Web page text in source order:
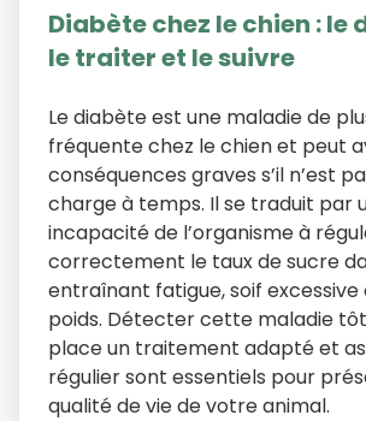
Diabète chez le chien : le
le traiter et le suivre
Le diabète est une maladie de
fréquente chez le chien et peut
conséquences graves s’il n’est
charge à temps. Il se traduit par
incapacité de l’organisme à
correctement le taux de sucre
entraînant fatigue, soif
poids. Détecter cette maladie
place un traitement adapté et
régulier sont essentiels pour
qualité de vie de votre animal.